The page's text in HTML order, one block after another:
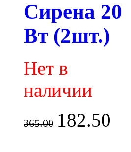
Сирена 20
Вт (2шт.)
Нет в
наличии
365.00 182.50